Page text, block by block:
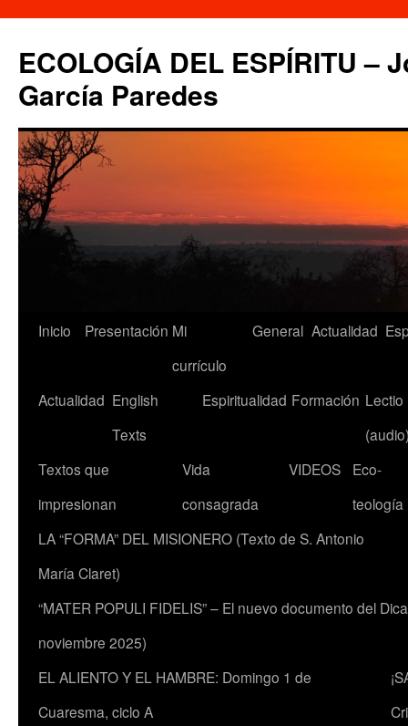
contenido
ECOLOGÍA DEL ESPÍRITU –
García Paredes
Inicio Presentación Mi
currículo
General Actualidad
Actualidad English
Texts
Espiritualidad Formación Lectio
Textos que
impresionan
Vida
consagrada
VIDEOS
Eco-
teología
LA “FORMA” DEL MISIONERO (Texto de S. Antonio
María Claret)
“MATER POPULI FIDELIS” – El nuevo documento del
noviembre 2025)
EL ALIENTO Y EL HAMBRE: Domingo 1 de
Cuaresma, ciclo A